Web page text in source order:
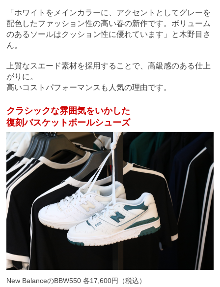
「ホワイトをメインカラーに、アクセントとしてグレーを
配色したファッション性の高い春の新作です。ボリューム
のあるソールはクッション性に優れています」と木野目さ
ん。
上質なスエード素材を採用することで、高級感のある仕上
がりに。
高いコストパフォーマンスも人気の理由です。
クラシックな雰囲気をいかした
復刻バスケットボールシューズ
New BalanceのBBW550 各17,600円（税込）